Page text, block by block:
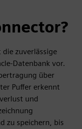
zuverlässige
Datenbank vor.
über
Puffer erkennt
und
zu speichern, bis